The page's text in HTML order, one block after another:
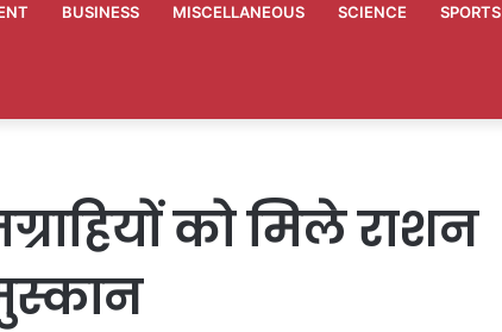
BUSINESS MISCELLANEOUS SCIENCE SPORTS
को मिले राशन